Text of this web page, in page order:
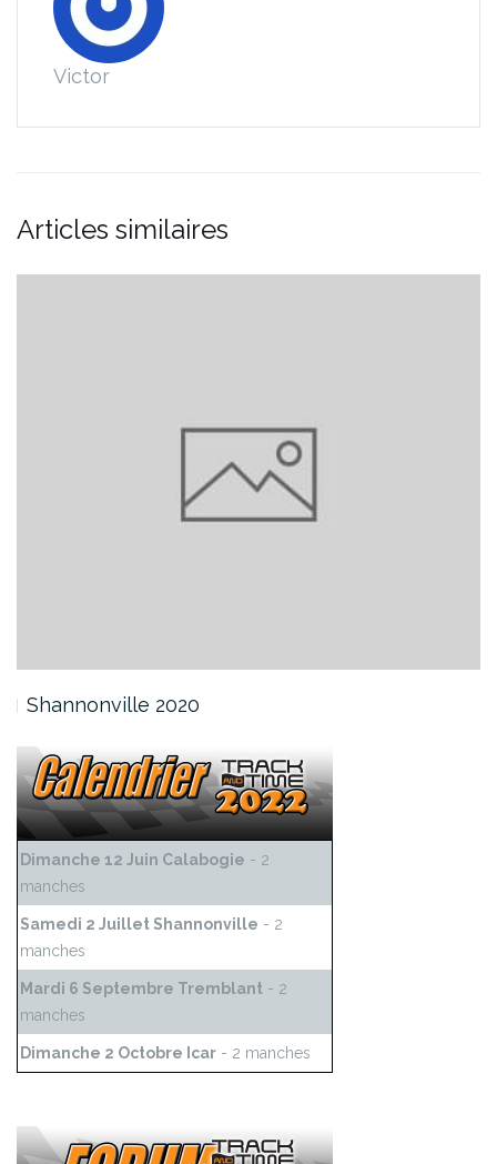
Victor
Articles similaires
Shannonville 2020
Dimanche 12 Juin Calabogie - 2
manches
Samedi 2 Juillet Shannonville - 2
manches
Mardi 6 Septembre Tremblant - 2
manches
Dimanche 2 Octobre Icar - 2 manches